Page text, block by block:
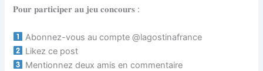
𝐏𝐨𝐮𝐫 𝐩𝐚𝐫𝐭𝐢𝐜𝐢𝐩𝐞𝐫 𝐚𝐮 𝐣𝐞𝐮 𝐜𝐨𝐧𝐜𝐨𝐮𝐫𝐬 :​
Abonnez-vous au compte @‌lagostinafrance
Likez ce post
Mentionnez deux amis en commentaire